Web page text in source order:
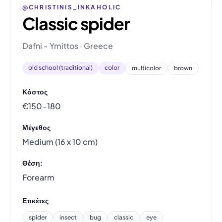
@CHRISTINIS_INKAHOLIC
Classic spider
Dafni - Ymittos · Greece
old school (traditional) color multicolor brown
Κόστος
€150–180
Μέγεθος
Medium (16 x 10 cm)
Θέση:
Forearm
Ετικέτες
spider insect bug classic
eye